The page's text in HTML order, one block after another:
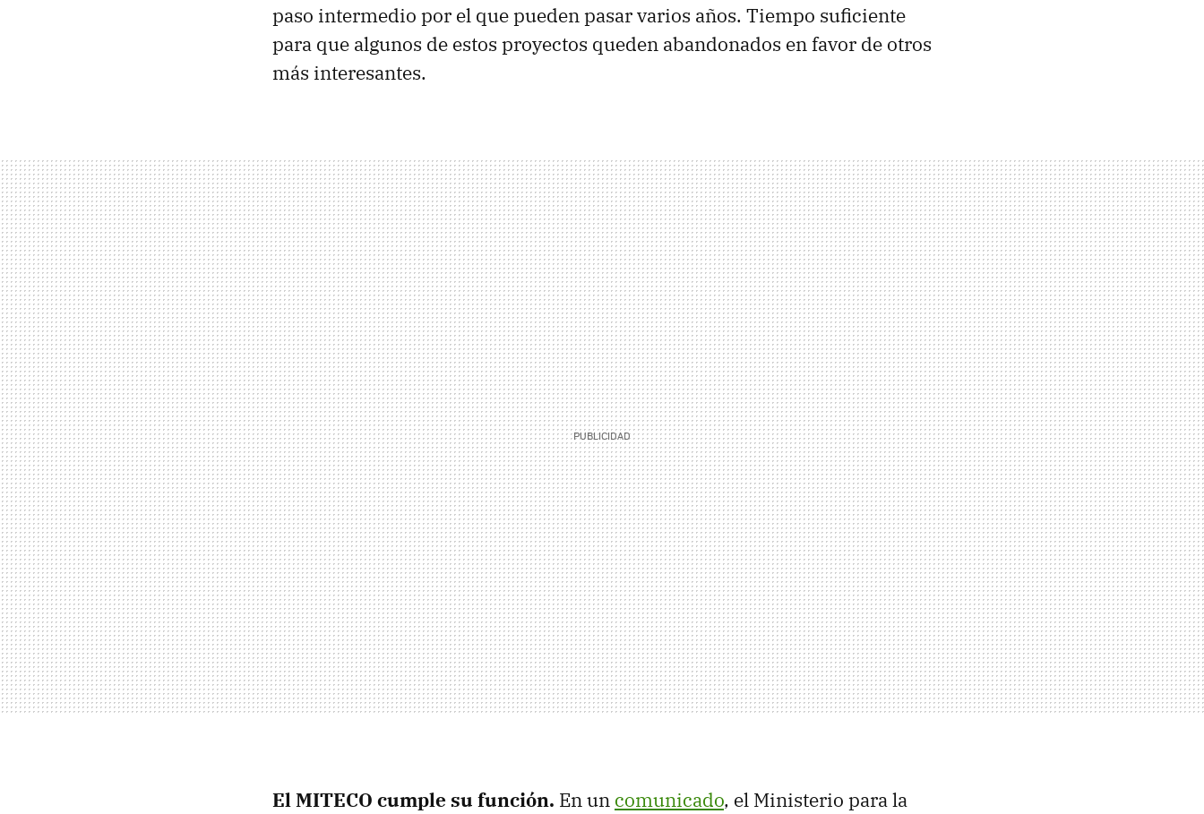
paso intermedio por el que pueden pasar varios años. Tiempo suficiente
para que algunos de estos proyectos queden abandonados en favor de otros
más interesantes.
El MITECO cumple su función. En un comunicado, el Ministerio para la